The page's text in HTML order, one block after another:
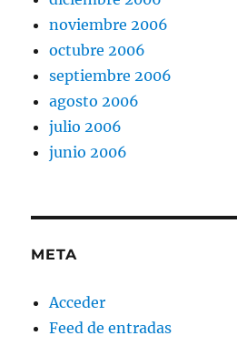
noviembre 2006
octubre 2006
septiembre 2006
agosto 2006
julio 2006
junio 2006
META
Acceder
Feed de entradas